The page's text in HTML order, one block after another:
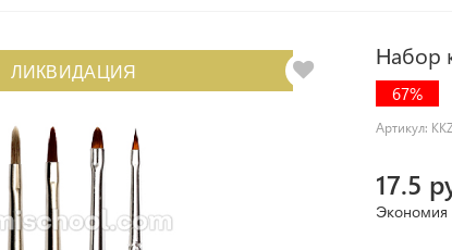
ЛИКВИДАЦИЯ
Набор
67%
Артикул:
17.5
Экономия